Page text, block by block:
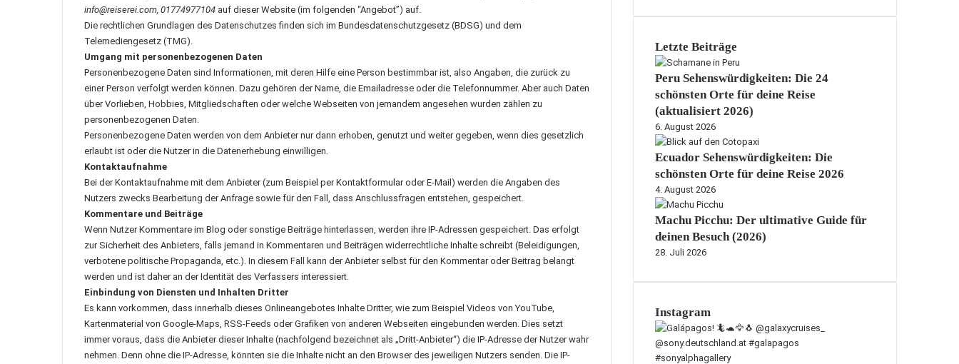
info@reiserei.com, 01774977104 auf dieser Website (im folgenden “Angebot”) auf.
Die rechtlichen Grundlagen des Datenschutzes finden sich im Bundesdatenschutzgesetz (BDSG) und dem
Telemediengesetz (TMG).
Umgang mit personenbezogenen Daten
Personenbezogene Daten sind Informationen, mit deren Hilfe eine Person bestimmbar ist, also Angaben, die zurück zu
einer Person verfolgt werden können. Dazu gehören der Name, die Emailadresse oder die Telefonnummer. Aber auch Daten
über Vorlieben, Hobbies, Mitgliedschaften oder welche Webseiten von jemandem angesehen wurden zählen zu
personenbezogenen Daten.
Personenbezogene Daten werden von dem Anbieter nur dann erhoben, genutzt und weiter gegeben, wenn dies gesetzlich
erlaubt ist oder die Nutzer in die Datenerhebung einwilligen.
Kontaktaufnahme
Bei der Kontaktaufnahme mit dem Anbieter (zum Beispiel per Kontaktformular oder E-Mail) werden die Angaben des
Nutzers zwecks Bearbeitung der Anfrage sowie für den Fall, dass Anschlussfragen entstehen, gespeichert.
Kommentare und Beiträge
Wenn Nutzer Kommentare im Blog oder sonstige Beiträge hinterlassen, werden ihre IP-Adressen gespeichert. Das erfolgt
zur Sicherheit des Anbieters, falls jemand in Kommentaren und Beiträgen widerrechtliche Inhalte schreibt (Beleidigungen,
verbotene politische Propaganda, etc.). In diesem Fall kann der Anbieter selbst für den Kommentar oder Beitrag belangt
werden und ist daher an der Identität des Verfassers interessiert.
Einbindung von Diensten und Inhalten Dritter
Es kann vorkommen, dass innerhalb dieses Onlineangebotes Inhalte Dritter, wie zum Beispiel Videos von YouTube,
Kartenmaterial von Google-Maps, RSS-Feeds oder Grafiken von anderen Webseiten eingebunden werden. Dies setzt
immer voraus, dass die Anbieter dieser Inhalte (nachfolgend bezeichnet als „Dritt-Anbieter“) die IP-Adresse der Nutzer wahr
nehmen. Denn ohne die IP-Adresse, könnten sie die Inhalte nicht an den Browser des jeweiligen Nutzers senden. Die IP-
Letzte Beiträge
Peru Sehenswürdigkeiten: Die 24
schönsten Orte für deine Reise
(aktualisiert 2026)
6. August 2026
Ecuador Sehenswürdigkeiten: Die
schönsten Orte für deine Reise 2026
4. August 2026
Machu Picchu: Der ultimative Guide für
deinen Besuch (2026)
28. Juli 2026
Instagram